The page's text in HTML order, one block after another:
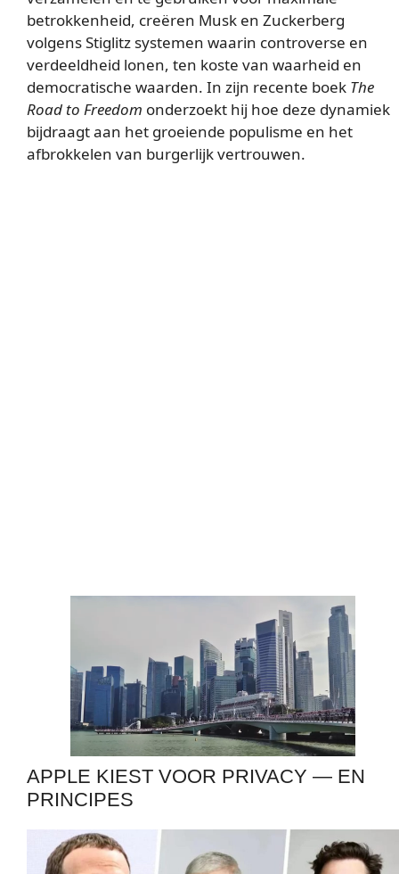
betrokkenheid, creëren Musk en Zuckerberg
volgens Stiglitz systemen waarin controverse en
verdeeldheid lonen, ten koste van waarheid en
democratische waarden. In zijn recente boek The
Road to Freedom onderzoekt hij hoe deze dynamiek
bijdraagt aan het groeiende populisme en het
afbrokkelen van burgerlijk vertrouwen.
APPLE KIEST VOOR PRIVACY — EN
PRINCIPES